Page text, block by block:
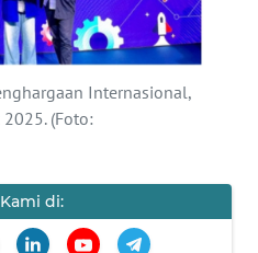
Internasional,
(Foto:
di: